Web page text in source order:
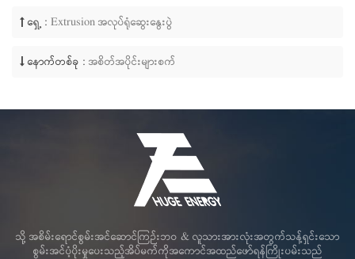
ရှေ့ : Extrusion အလုပ်ရုံဆွေးနွေးပွဲ
နောက်တစ်ခု : အစိတ်အပိုင်းများစက်
သို့ အစိမ်းရောင်စွမ်းအင်ဆောင်ကြဉ်းဘဝ & လူသားအားလုံးအတွက်သန့်ရှင်းသော
စွမ်းအင်ပံ့ပိုးမှုပေးသည့်အိပ်မက်ကိုအကောင်အထည်ဖော်ရန်ကြိုးပမ်းသည်